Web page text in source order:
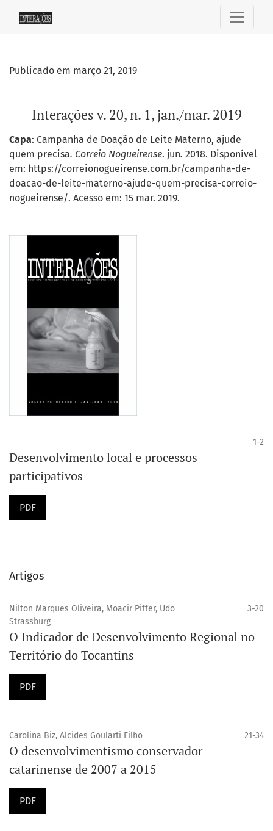
Publicado em março 21, 2019
Interações v. 20, n. 1, jan./mar. 2019
Capa: Campanha de Doação de Leite Materno, ajude
quem precisa. Correio Nogueirense. jun. 2018. Disponível
em: https://correionogueirense.com.br/campanha-de-
doacao-de-leite-materno-ajude-quem-precisa-correio-
nogueirense/. Acesso em: 15 mar. 2019.
1-2
Desenvolvimento local e processos
participativos
PDF
Artigos
Nilton Marques Oliveira, Moacir Piffer, Udo
Strassburg
3-20
O Indicador de Desenvolvimento Regional no
Território do Tocantins
PDF
Carolina Biz, Alcides Goularti Filho 21-34
O desenvolvimentismo conservador
catarinense de 2007 a 2015
PDF